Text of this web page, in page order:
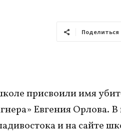
Поделиться
присвоили имя
Евгения Орлова. В
и на сайте